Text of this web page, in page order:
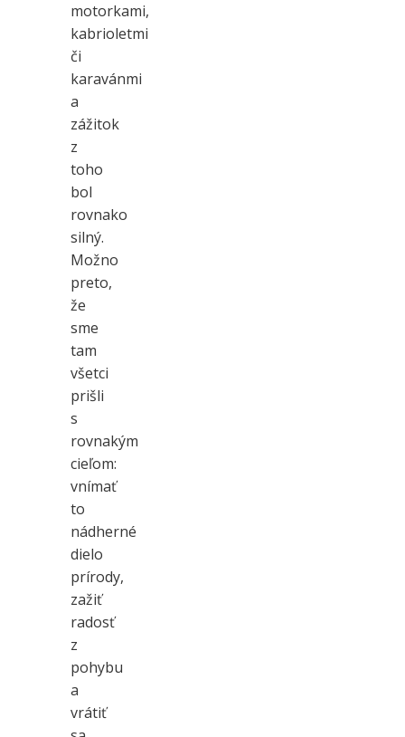
motorkami,
kabrioletmi
či
karavánmi
a
zážitok
z
toho
bol
rovnako
silný.
Možno
preto,
že
sme
tam
všetci
prišli
s
rovnakým
cieľom:
vnímať
to
nádherné
dielo
prírody,
zažiť
radosť
z
pohybu
a
vrátiť